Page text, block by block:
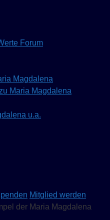
Forum
Magdalena
Maria Magdalena
u.a.
Mitglied werden
der Maria Magdalena